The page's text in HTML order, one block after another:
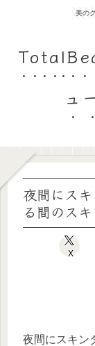
美の
ュ
夜間にス
る間のス
X
夜間にスキン